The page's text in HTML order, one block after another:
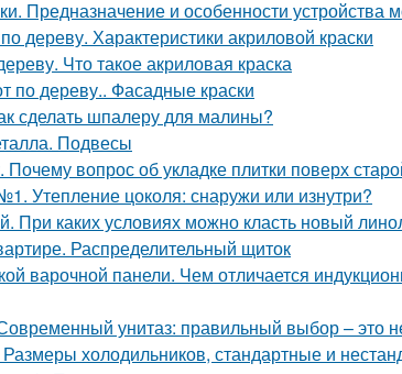
Предназначение и особенности устройства
дереву. Характеристики акриловой краски
Что такое акриловая краска
по дереву.. Фасадные краски
сделать шпалеру для малины?
Подвесы
вопрос об укладке плитки поверх
Утепление цоколя: снаружи или изнутри?
При каких условиях можно класть новый
Распределительный щиток
варочной панели. Чем отличается
унитаз: правильный выбор – это
холодильников, стандартные и